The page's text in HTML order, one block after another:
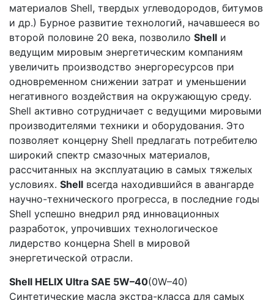
материалов Shell, твердых углеводородов, битумов
и др.) Бурное развитие технологий, начавшееся во
второй половине 20 века, позволило Shell и
ведущим мировым энергетическим компаниям
увеличить производство энергоресурсов при
одновременном снижении затрат и уменьшении
негативного воздействия на окружающую среду.
Shell активно сотрудничает с ведущими мировыми
производителями техники и оборудования. Это
позволяет концерну Shell предлагать потребителю
широкий спектр смазочных материалов,
рассчитанных на эксплуатацию в самых тяжелых
условиях. Shell всегда находившийся в авангарде
научно-технического прогресса, в последние годы
Shell успешно внедрил ряд инновационных
разработок, упрочивших технологическое
лидерство концерна Shell в мировой
энергетической отрасли.
Shell HELIX Ultra SAE 5W–40(0W–40)
Синтетические масла экстра-класса для самых